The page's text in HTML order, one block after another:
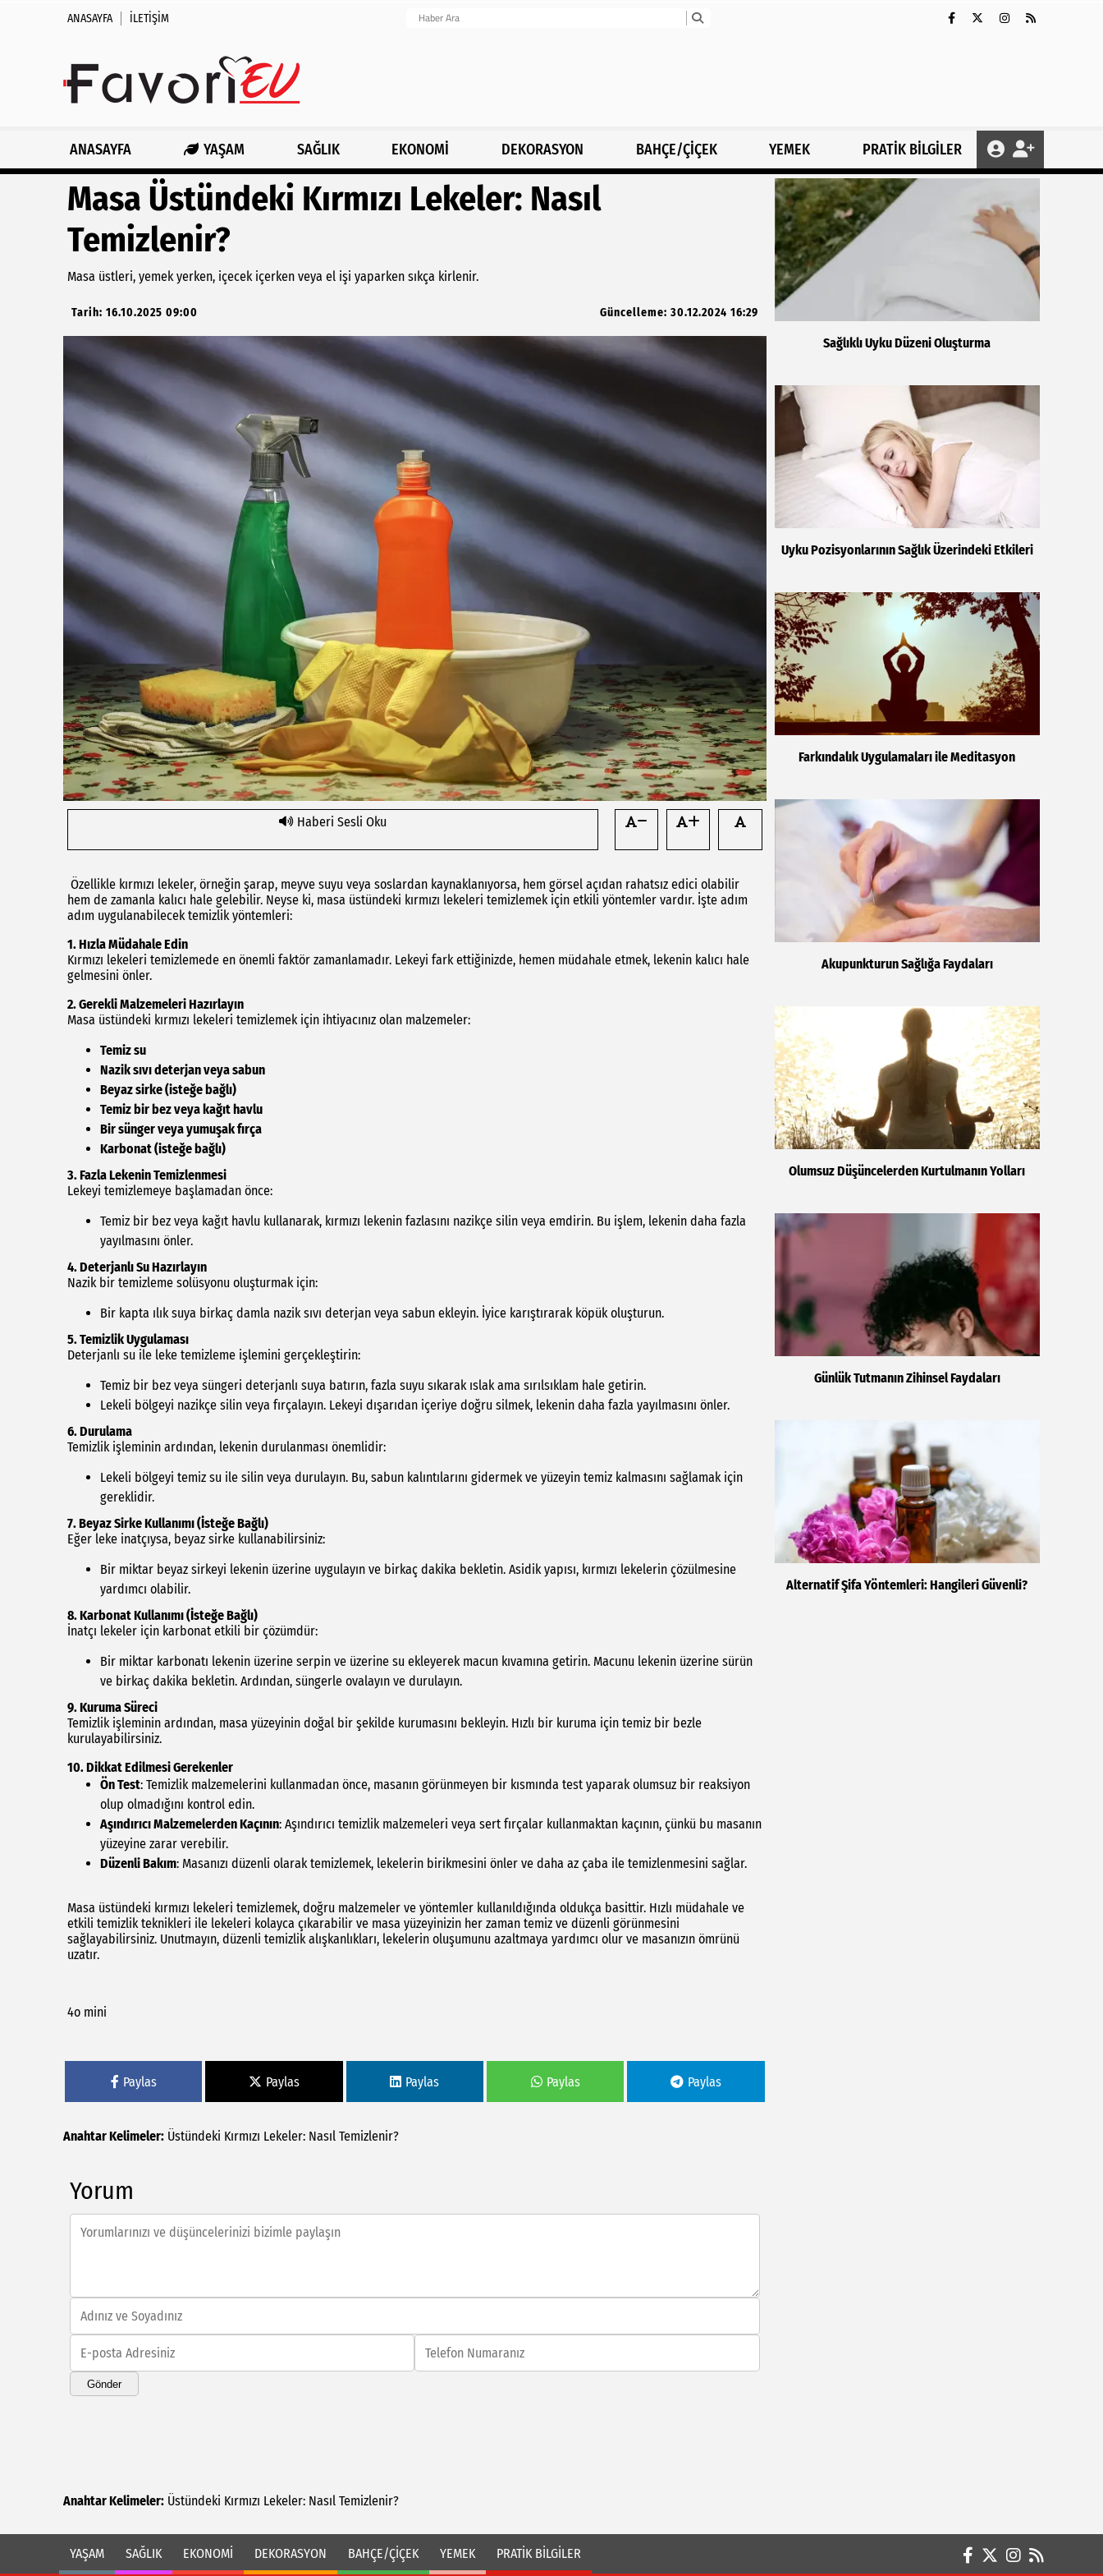
ANASAYFA İLETIŞIM
ANASAYFA YAŞAM SAĞLIK EKONOMİ DEKORASYON BAHÇE/ÇİÇEK YEMEK PRATİK BİLGİLER
Masa Üstündeki Kırmızı Lekeler: Nasıl
Temizlenir?
Masa üstleri, yemek yerken, içecek içerken veya el işi yaparken sıkça kirlenir.
Tarih: 16.10.2025 09:00 Güncelleme: 30.12.2024 16:29
Haberi Sesli Oku
Özellikle kırmızı lekeler, örneğin şarap, meyve suyu veya soslardan kaynaklanıyorsa, hem görsel açıdan rahatsız edici olabilir
hem de zamanla kalıcı hale gelebilir. Neyse ki, masa üstündeki kırmızı lekeleri temizlemek için etkili yöntemler vardır. İşte adım
adım uygulanabilecek temizlik yöntemleri:
1.Hızla Müdahale Edin
Kırmızı lekeleri temizlemede en önemli faktör zamanlamadır. Lekeyi fark ettiğinizde, hemen müdahale etmek, lekenin kalıcı hale
gelmesini önler.
2.Gerekli Malzemeleri Hazırlayın
Masa üstündeki kırmızı lekeleri temizlemek için ihtiyacınız olan malzemeler:
Temiz su
Nazik sıvı deterjan veya sabun
Beyaz sirke (isteğe bağlı)
Temiz bir bez veya kağıt havlu
Bir sünger veya yumuşak fırça
Karbonat (isteğe bağlı)
3.Fazla Lekenin Temizlenmesi
Lekeyi temizlemeye başlamadan önce:
Temiz bir bez veya kağıt havlu kullanarak, kırmızı lekenin fazlasını nazikçe silin veya emdirin. Bu işlem, lekenin daha fazla
yayılmasını önler.
4.Deterjanlı Su Hazırlayın
Nazik bir temizleme solüsyonu oluşturmak için:
Bir kapta ılık suya birkaç damla nazik sıvı deterjan veya sabun ekleyin. İyice karıştırarak köpük oluşturun.
5.Temizlik Uygulaması
Deterjanlı su ile leke temizleme işlemini gerçekleştirin:
Temiz bir bez veya süngeri deterjanlı suya batırın, fazla suyu sıkarak ıslak ama sırılsıklam hale getirin.
Lekeli bölgeyi nazikçe silin veya fırçalayın. Lekeyi dışarıdan içeriye doğru silmek, lekenin daha fazla yayılmasını önler.
6.Durulama
Temizlik işleminin ardından, lekenin durulanması önemlidir:
Lekeli bölgeyi temiz su ile silin veya durulayın. Bu, sabun kalıntılarını gidermek ve yüzeyin temiz kalmasını sağlamak için
gereklidir.
7.Beyaz Sirke Kullanımı (İsteğe Bağlı)
Eğer leke inatçıysa, beyaz sirke kullanabilirsiniz:
Bir miktar beyaz sirkeyi lekenin üzerine uygulayın ve birkaç dakika bekletin. Asidik yapısı, kırmızı lekelerin çözülmesine
yardımcı olabilir.
8.Karbonat Kullanımı (İsteğe Bağlı)
İnatçı lekeler için karbonat etkili bir çözümdür:
Bir miktar karbonatı lekenin üzerine serpin ve üzerine su ekleyerek macun kıvamına getirin. Macunu lekenin üzerine sürün
ve birkaç dakika bekletin. Ardından, süngerle ovalayın ve durulayın.
9.Kuruma Süreci
Temizlik işleminin ardından, masa yüzeyinin doğal bir şekilde kurumasını bekleyin. Hızlı bir kuruma için temiz bir bezle
kurulayabilirsiniz.
10.Dikkat Edilmesi Gerekenler
Ön Test: Temizlik malzemelerini kullanmadan önce, masanın görünmeyen bir kısmında test yaparak olumsuz bir reaksiyon
olup olmadığını kontrol edin.
Aşındırıcı Malzemelerden Kaçının: Aşındırıcı temizlik malzemeleri veya sert fırçalar kullanmaktan kaçının, çünkü bu masanın
yüzeyine zarar verebilir.
Düzenli Bakım: Masanızı düzenli olarak temizlemek, lekelerin birikmesini önler ve daha az çaba ile temizlenmesini sağlar.
Masa üstündeki kırmızı lekeleri temizlemek, doğru malzemeler ve yöntemler kullanıldığında oldukça basittir. Hızlı müdahale ve
etkili temizlik teknikleri ile lekeleri kolayca çıkarabilir ve masa yüzeyinizin her zaman temiz ve düzenli görünmesini
sağlayabilirsiniz. Unutmayın, düzenli temizlik alışkanlıkları, lekelerin oluşumunu azaltmaya yardımcı olur ve masanızın ömrünü
uzatır.
4o mini
Paylas Paylas Paylas Paylas Paylas
Anahtar Kelimeler: Üstündeki Kırmızı Lekeler: Nasıl Temizlenir?
Yorum
Gönder
Anahtar Kelimeler: Üstündeki Kırmızı Lekeler: Nasıl Temizlenir?
Sağlıklı Uyku Düzeni Oluşturma
Uyku Pozisyonlarının Sağlık Üzerindeki Etkileri
Farkındalık Uygulamaları ile Meditasyon
Akupunkturun Sağlığa Faydaları
Olumsuz Düşüncelerden Kurtulmanın Yolları
Günlük Tutmanın Zihinsel Faydaları
Alternatif Şifa Yöntemleri: Hangileri Güvenli?
YAŞAM SAĞLIK EKONOMİ DEKORASYON BAHÇE/ÇİÇEK YEMEK PRATİK BİLGİLER